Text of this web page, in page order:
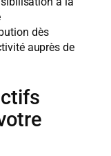
dès
auprès de